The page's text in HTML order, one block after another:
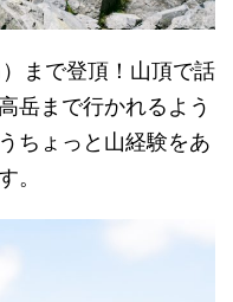
まで登頂！山頂で話
岳まで行かれるよう
ちょっと山経験をあ
。